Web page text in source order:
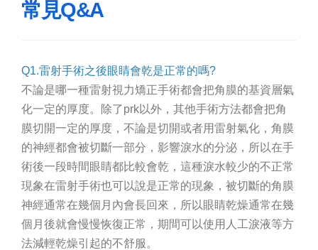
常見Q&A
Q1.雷射手術之後眼睛會乾是正常的嗎?
不論是哪一種雷射視力矯正手術都會把角膜的基資層氣
化一定的厚度。除了prk以外，其他手術方法都會把角
膜切開一定的厚度，不論是切開或者用雷射氣化，角膜
的神經都會被切斷一部分，影響淚水的分泌，所以在手
術後一段時間眼睛都比較會乾，這種淚水較少的不正常
現象在雷射手術也可以說是正常的現象，被切斷的角膜
神經通常在幾個月內會長回來，所以眼睛乾燥通常在幾
個月後就會慢慢恢復正常，期間可以使用人工淚液等方
法減輕乾燥引起的不舒服。